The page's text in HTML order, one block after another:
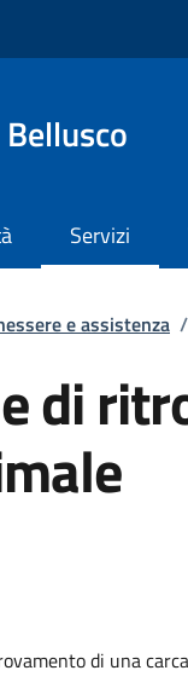
Servizi
e assistenza /
di
di una